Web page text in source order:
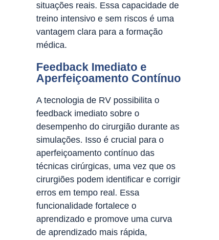
situações reais. Essa capacidade de
treino intensivo e sem riscos é uma
vantagem clara para a formação
médica.
Feedback Imediato e
Aperfeiçoamento Contínuo
A tecnologia de RV possibilita o
feedback imediato sobre o
desempenho do cirurgião durante as
simulações. Isso é crucial para o
aperfeiçoamento contínuo das
técnicas cirúrgicas, uma vez que os
cirurgiões podem identificar e corrigir
erros em tempo real. Essa
funcionalidade fortalece o
aprendizado e promove uma curva
de aprendizado mais rápida,